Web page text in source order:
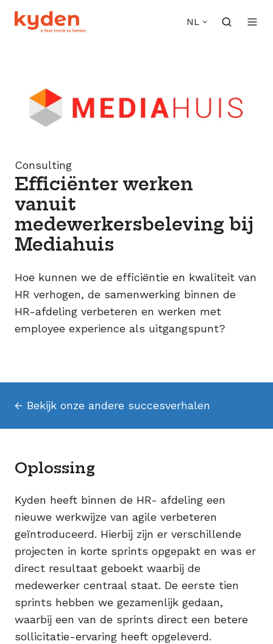
NL
Consulting
Efficiënter werken
vanuit
medewerkersbeleving bij
Mediahuis
Hoe kunnen we de efficiëntie en kwaliteit van
HR verhogen, de samenwerking binnen de
HR-afdeling verbeteren en werken met
employee experience als uitgangspunt?
← Bekijk onze andere succesverhalen
Oplossing
Kyden heeft binnen de HR- afdeling een
nieuwe werkwijze van agile verbeteren
geïntroduceerd. Hierbij zijn er verschillende
projecten in korte sprints opgepakt en was er
direct resultaat geboekt waarbij de
medewerker centraal staat. De eerste tien
sprints hebben we gezamenlijk gedaan,
waarbij een van de sprints direct een betere
sollicitatie-ervaring heeft opgeleverd.